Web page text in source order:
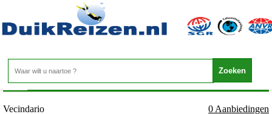
Canarische Eilanden - Gran Canaria - Vecindario
Home>
Vecindario 0 Aanbiedingen